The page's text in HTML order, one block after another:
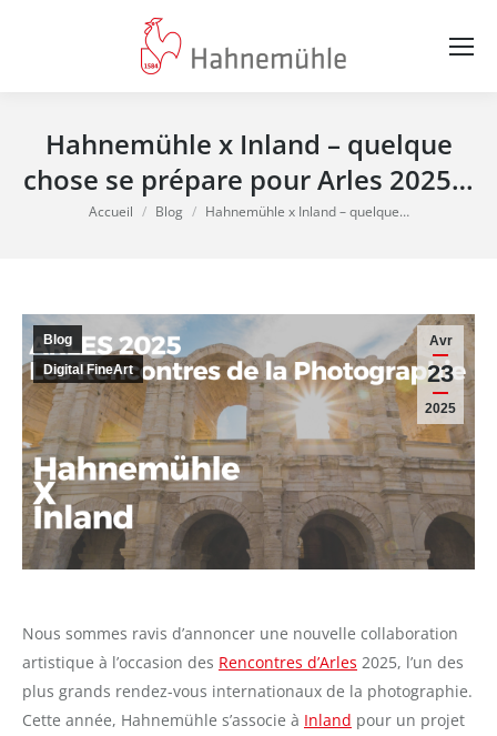
Hahnemühle x Inland – quelque
chose se prépare pour Arles 2025…
Vous êtes ici :
Accueil Blog Hahnemühle x Inland – quelque…
Avr
23
2025
Blog
Digital FineArt
Nous sommes ravis d’annoncer une nouvelle collaboration
artistique à l’occasion des Rencontres d’Arles 2025, l’un des
plus grands rendez-vous internationaux de la photographie.
Cette année, Hahnemühle s’associe à Inland pour un projet